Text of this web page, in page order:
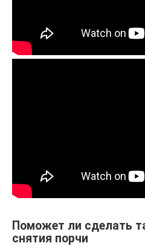
Поможет ли сделать
снятия порчи